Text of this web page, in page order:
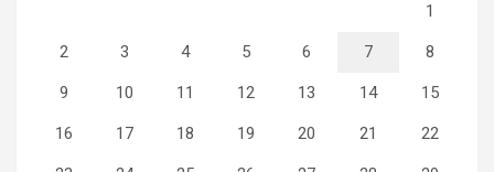
1
2 3 4 5 6 7 8
9 10 11 12 13 14 15
16 17 18 19 20 21 22